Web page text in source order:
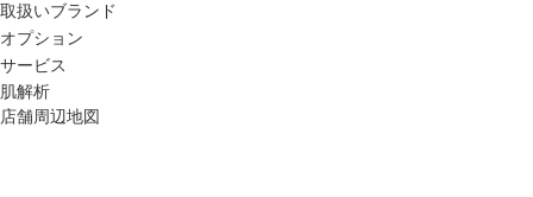
取扱いブランド
オプション
サービス
肌解析
店舗周辺地図